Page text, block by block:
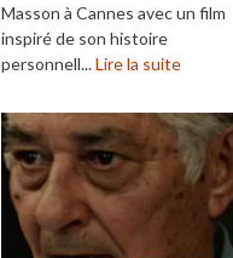
Masson à Cannes avec un film
inspiré de son histoire
personnell...Lire la suite